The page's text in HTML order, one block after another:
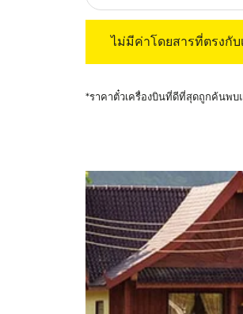
ไม่มีค่าโดยสารที่ตรงกั
*ราคาตั๋วเครื่องบินที่ดีที่สุดถูกค้นพ